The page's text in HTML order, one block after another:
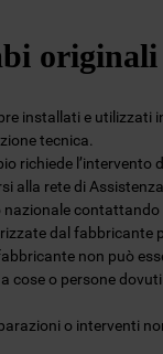
installati e utilizzati
tecnica.
richiede l’intervento
alla rete di
contattando
dal fabbricante
non può
cose o persone
o interventi